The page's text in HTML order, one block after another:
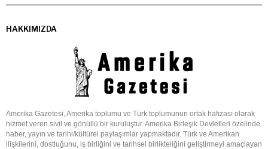
HAKKIMIZDA
Amerika Gazetesi, Amerika toplumu ve Türk toplumunun ortak hafızası olarak
hizmet veren sivil ve gönüllü bir kuruluştur. Amerika Birleşik Devletleri özelinde
haber, yayın ve tarihi/kültürel paylaşımlar yapmaktadır. Türk ve Amerikan
ilişkilerini, dostluğunu, iş birliğini ve tarihsel birlikteliğini geliştirmeyi amaçlayan